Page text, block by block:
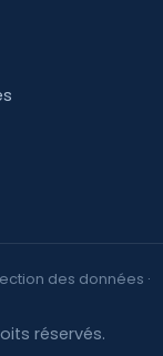
des données ·
réservés.